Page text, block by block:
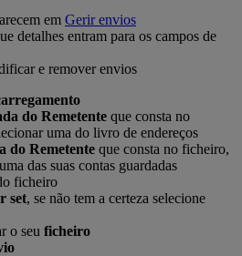
em Gerir envios
detalhes entram para os campos de
e remover envios
do Remetente que consta no
uma do livro de endereços
do Remetente que consta no ficheiro,
das suas contas guardadas
ficheiro
set, se não tem a certeza selecione
o seu ficheiro